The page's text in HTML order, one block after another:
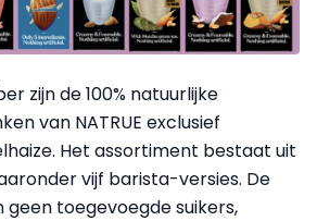
zijn de 100% natuurlijke
van NATRUE exclusief
Het assortiment bestaat uit
vijf barista-versies. De
toegevoegde suikers,